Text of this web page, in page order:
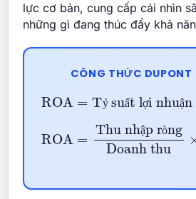
lực cơ bản, cung cấp cái nhìn
những gì đang thúc đẩy khả
CÔNG THỨC DUPONT
ỷ ấ ợ ậ
ROA Tỷ suất lợi
Vòng quay tài
ậ ò
ROA=Thu nhập
×Doanh thu